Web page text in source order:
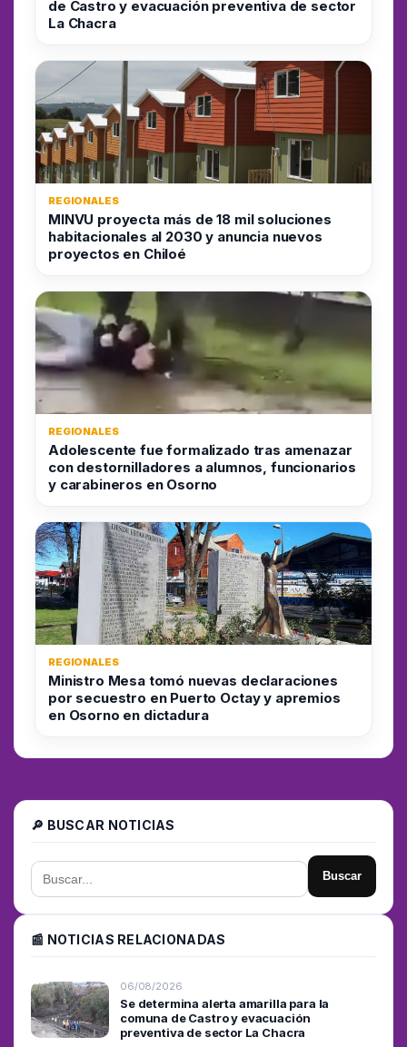
de Castro y evacuación preventiva de sector
La Chacra
REGIONALES
MINVU proyecta más de 18 mil soluciones
habitacionales al 2030 y anuncia nuevos
proyectos en Chiloé
REGIONALES
Adolescente fue formalizado tras amenazar
con destornilladores a alumnos, funcionarios
y carabineros en Osorno
REGIONALES
Ministro Mesa tomó nuevas declaraciones
por secuestro en Puerto Octay y apremios
en Osorno en dictadura
🔎 BUSCAR NOTICIAS
Buscar
📰 NOTICIAS RELACIONADAS
06/08/2026
Se determina alerta amarilla para la
comuna de Castro y evacuación
preventiva de sector La Chacra